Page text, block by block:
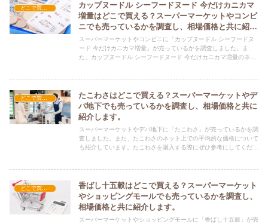
どこで買える？-食品・食材
カップヌードル シーフードヌード 今だけカニカマ
増量はどこで買える？スーパーマーケットやコンビ
ニでも売っているかを調査し、相場価格と共に紹介
します。
スーパーマーケットやコンビニに「カップヌードル シーフードヌ
ード 今だけカニカマ増量」が売っているかを調査しました。ま
た、カップヌードル シーフードヌード 今だけカニカマ増量のネッ
どこで買える？-食品・食材
たこわさはどこで買える？スーパーマーケットやデ
パ地下でも売っているかを調査し、相場価格と共に
紹介します。
スーパーマーケットやデパ地下に「たこわさ」が売っているかを調
査しました。また、たこわさのネット上での平均的な価格について
も紹介しています。たこわさを購入する際にぜひ参考にしてくださ
どこで買える？-食品・食材
香ばし十五穀はどこで買える？スーパーマーケット
やショッピングモールでも売っているかを調査し、
相場価格と共に紹介します。
スーパーマーケットやショッピングモールに「香ばし十五穀」が売